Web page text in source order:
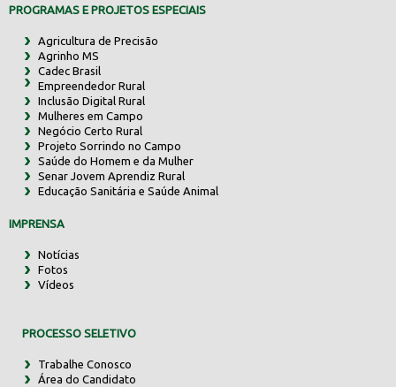
PROGRAMAS E PROJETOS ESPECIAIS
Agricultura de Precisão
Agrinho MS
Cadec Brasil
Empreendedor Rural
Inclusão Digital Rural
Mulheres em Campo
Negócio Certo Rural
Projeto Sorrindo no Campo
Saúde do Homem e da Mulher
Senar Jovem Aprendiz Rural
Educação Sanitária e Saúde Animal
IMPRENSA
Notícias
Fotos
Vídeos
PROCESSO SELETIVO
Trabalhe Conosco
Área do Candidato